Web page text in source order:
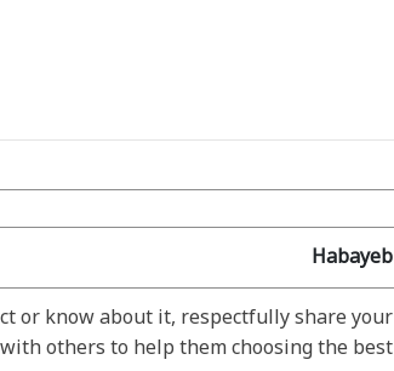
Habayeb
or know about it, respectfully share your
others to help them choosing the best.